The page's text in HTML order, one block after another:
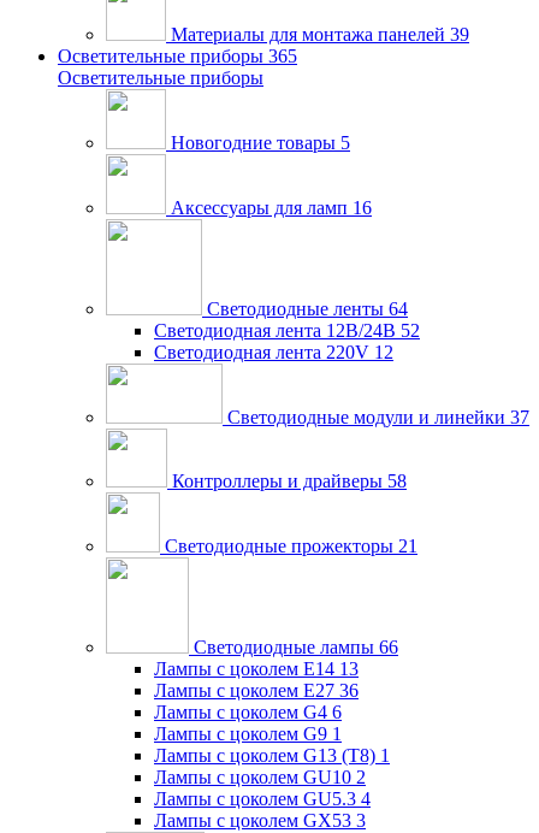
Материалы для монтажа панелей 39
Осветительные приборы 365
Осветительные приборы
Новогодние товары 5
Аксессуары для ламп 16
Светодиодные ленты 64
Светодиодная лента 12В/24В 52
Светодиодная лента 220V 12
Светодиодные модули и линейки 37
Контроллеры и драйверы 58
Светодиодные прожекторы 21
Светодиодные лампы 66
Лампы с цоколем E14 13
Лампы с цоколем E27 36
Лампы с цоколем G4 6
Лампы с цоколем G9 1
Лампы с цоколем G13 (Т8) 1
Лампы с цоколем GU10 2
Лампы с цоколем GU5.3 4
Лампы с цоколем GX53 3